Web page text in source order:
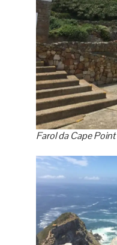
Farol da Cape Point